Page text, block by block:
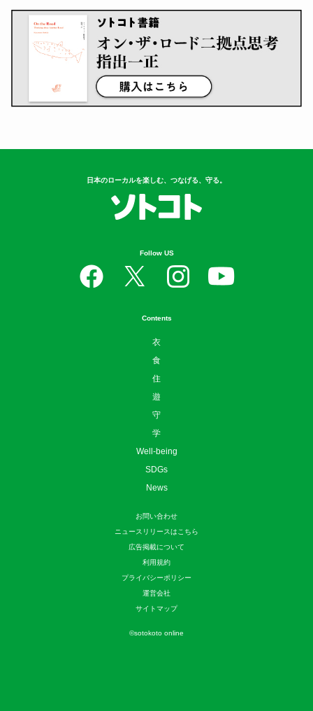
日本のローカルを楽しむ、つなげる、守る。
Follow US
Contents
衣
食
住
遊
守
学
Well-being
SDGs
News
お問い合わせ
ニュースリリースはこちら
広告掲載について
利用規約
プライバシーポリシー
運営会社
サイトマップ
©sotokoto online